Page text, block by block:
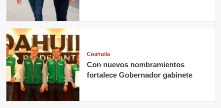
Coahuila
Con nuevos nombramientos
fortalece Gobernador gabinete